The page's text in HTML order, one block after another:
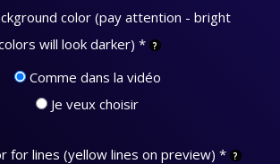
color (pay attention - bright
will look darker) *
Comme dans la vidéo
Je veux choisir
for lines (yellow lines on preview) *